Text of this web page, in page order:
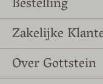
Bestelling
Zakelijke
Over Gottstein